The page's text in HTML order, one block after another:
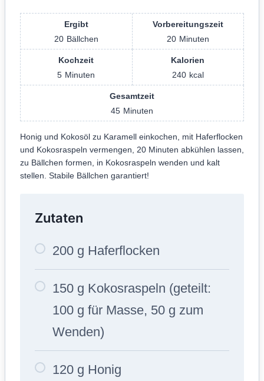
Ergibt
20 Bällchen
Vorbereitungszeit
20 Minuten
Kochzeit
5 Minuten
Kalorien
240 kcal
Gesamtzeit
45 Minuten
Honig und Kokosöl zu Karamell einkochen, mit Haferflocken
und Kokosraspeln vermengen, 20 Minuten abkühlen lassen,
zu Bällchen formen, in Kokosraspeln wenden und kalt
stellen. Stabile Bällchen garantiert!
Zutaten
200 g Haferflocken
150 g Kokosraspeln (geteilt:
100 g für Masse, 50 g zum
Wenden)
120 g Honig